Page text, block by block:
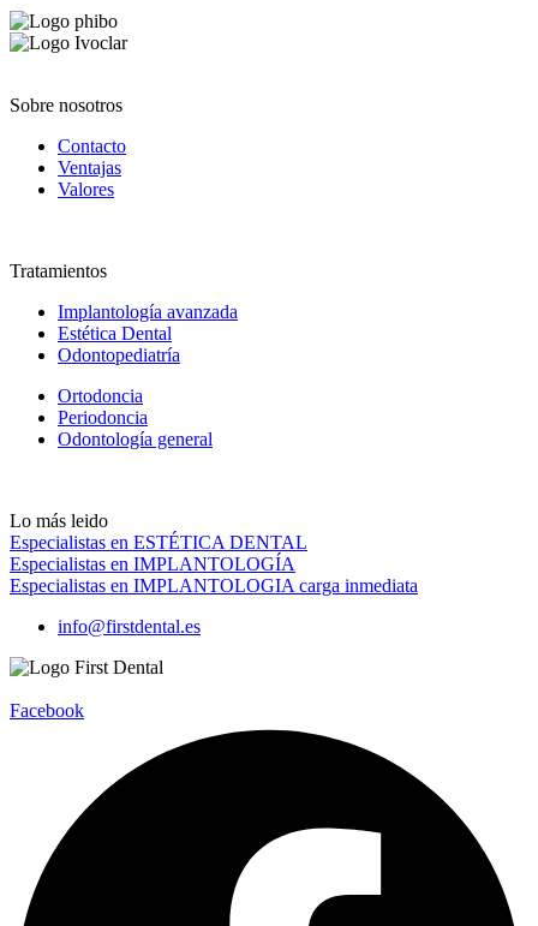
Sobre nosotros
Contacto
Ventajas
Valores
Tratamientos
Implantología avanzada
Estética Dental
Odontopediatría
Ortodoncia
Periodoncia
Odontología general
Lo más leido
Especialistas en ESTÉTICA DENTAL
Especialistas en IMPLANTOLOGÍA
Especialistas en IMPLANTOLOGIA carga inmediata
info@firstdental.es
Facebook